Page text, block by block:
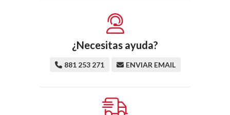
¿Necesitas ayuda?
881 253 271 ENVIAR EMAIL